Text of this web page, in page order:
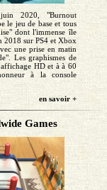
2020, "Burnout
le jeu de base et tous
dont l'immense île
2018 sur PS4 et Xbox
une prise en matin
Les graphismes de
HD et à à 60
à la console
en savoir +
Games